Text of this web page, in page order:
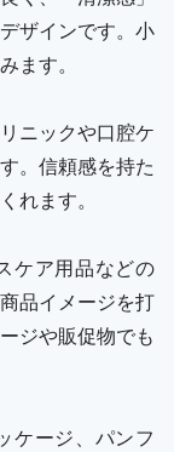
ザインです。小
ます。
ニックや口腔ケ
。信頼感を持た
れます。
ケア用品などの
品イメージを打
ジや販促物でも
ケージ、パンフ